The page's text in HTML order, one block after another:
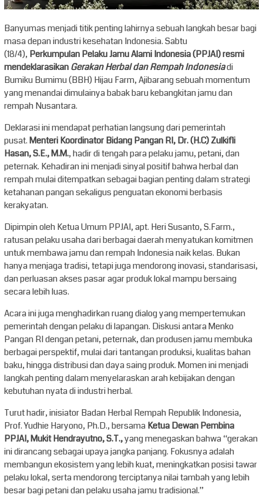
Banyumas menjadi titik penting lahirnya sebuah langkah besar bagi
masa depan industri kesehatan Indonesia. Sabtu
(18/4), Perkumpulan Pelaku Jamu Alami Indonesia (PPJAI) resmi
mendeklarasikanGerakan Herbal dan Rempah Indonesiadi
Bumiku Bumimu (BBH) Hijau Farm, Ajibarang sebuah momentum
yang menandai dimulainya babak baru kebangkitan jamu dan
rempah Nusantara.
Deklarasi ini mendapat perhatian langsung dari pemerintah
pusat.Menteri Koordinator Bidang Pangan RI, Dr. (H.C) Zulkifli
Hasan, S.E., M.M., hadir di tengah para pelaku jamu, petani, dan
peternak. Kehadiran ini menjadi sinyal positif bahwa herbal dan
rempah mulai ditempatkan sebagai bagian penting dalam strategi
ketahanan pangan sekaligus penguatan ekonomi berbasis
kerakyatan.
Dipimpin oleh Ketua Umum PPJAI, apt. Heri Susanto, S.Farm.,
ratusan pelaku usaha dari berbagai daerah menyatukan komitmen
untuk membawa jamu dan rempah Indonesia naik kelas. Bukan
hanya menjaga tradisi, tetapi juga mendorong inovasi, standarisasi,
dan perluasan akses pasar agar produk lokal mampu bersaing
secara lebih luas.
Acara ini juga menghadirkan ruang dialog yang mempertemukan
pemerintah dengan pelaku di lapangan. Diskusi antara Menko
Pangan RI dengan petani, peternak, dan produsen jamu membuka
berbagai perspektif, mulai dari tantangan produksi, kualitas bahan
baku, hingga distribusi dan daya saing produk. Momen ini menjadi
langkah penting dalam menyelaraskan arah kebijakan dengan
kebutuhan nyata di industri herbal.
Turut hadir, inisiator Badan Herbal Rempah Republik Indonesia,
Prof. Yudhie Haryono, Ph.D., bersamaKetua Dewan Pembina
PPJAI, Mukit Hendrayutno, S.T.,yang menegaskan bahwa “gerakan
ini dirancang sebagai upaya jangka panjang. Fokusnya adalah
membangun ekosistem yang lebih kuat, meningkatkan posisi tawar
pelaku lokal, serta mendorong terciptanya nilai tambah yang lebih
besar bagi petani dan pelaku usaha jamu tradisional.”